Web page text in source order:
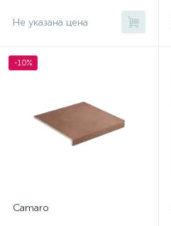
Не указана цена
-10%
Сamaro